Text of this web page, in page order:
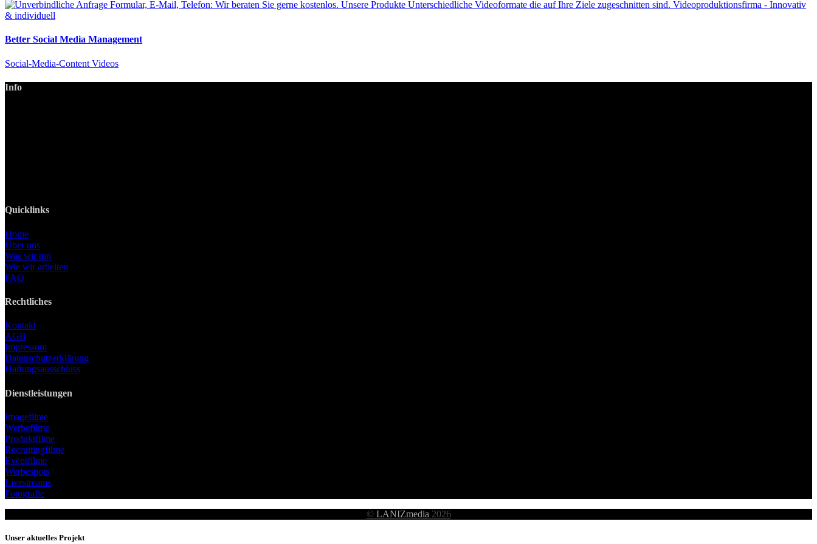
Better Social Media Management
Social-Media-Content Videos
Info
Quicklinks
Home
Über uns
Was wir tun
Wie wir arbeiten
FAQ
Rechtliches
Kontakt
AGB
Impressum
Datenschutzerklärung
Haftungsausschluss
Dienstleistungen
Imagefilme
Werbefilme
Produktfilme
Recruitingfilme
Eventfilme
Werbespots
Livestreams
Fotografie
© LANIZmedia 2026
Unser aktuelles Projekt